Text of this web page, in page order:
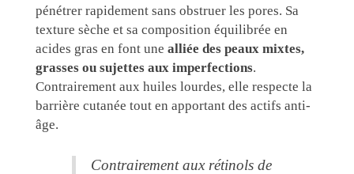
pénétrer rapidement sans obstruer les pores. Sa
texture sèche et sa composition équilibrée en
acides gras en font une alliée des peaux mixtes,
grasses ou sujettes aux imperfections.
Contrairement aux huiles lourdes, elle respecte la
barrière cutanée tout en apportant des actifs anti-
âge.
Contrairement aux rétinols de